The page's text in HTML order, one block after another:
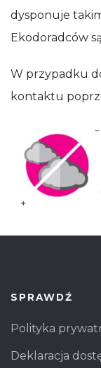
dysponuje
Ekodoradców
W przypadku
kontaktu
SPRAWDŹ
Polityka
Deklaracja